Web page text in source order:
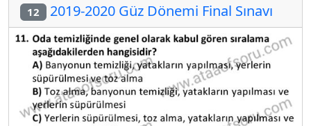
12 2019-2020 Güz Dönemi Final Sınavı